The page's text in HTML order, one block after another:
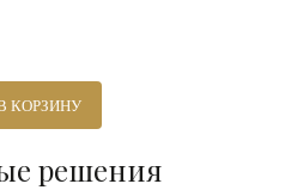
КОРЗИНУ
решения